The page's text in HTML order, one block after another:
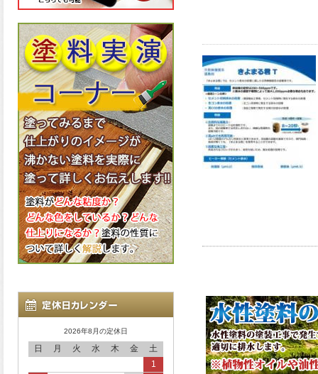
2026年8月の定休日
日 月 火 水 木 金
土
1